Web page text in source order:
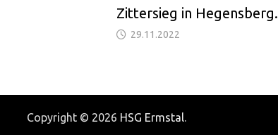
Zittersieg in Hegensberg.
29.11.2022
Copyright © 2026 HSG Ermstal.